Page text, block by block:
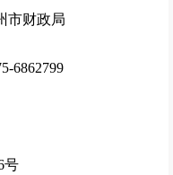
市财政局
6862799
号